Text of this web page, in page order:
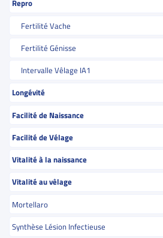
Repro
Fertilité Vache
Fertilité Génisse
Intervalle Vêlage IA1
Longévité
Facilité de Naissance
Facilité de Vélage
Vitalité à la naissance
Vitalité au vêlage
Mortellaro
Synthèse Lésion Infectieuse